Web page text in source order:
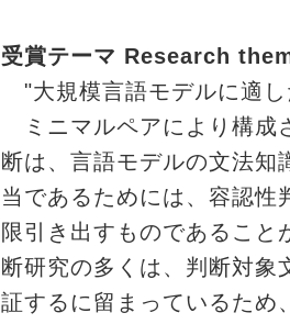
受賞テーマ Research
"大規模言語モデルに適
ミニマルペアにより構成
断は、言語モデルの文法知
当であるためには、容認性
限引き出すものであること
断研究の多くは、判断対象
証するに留まっているため